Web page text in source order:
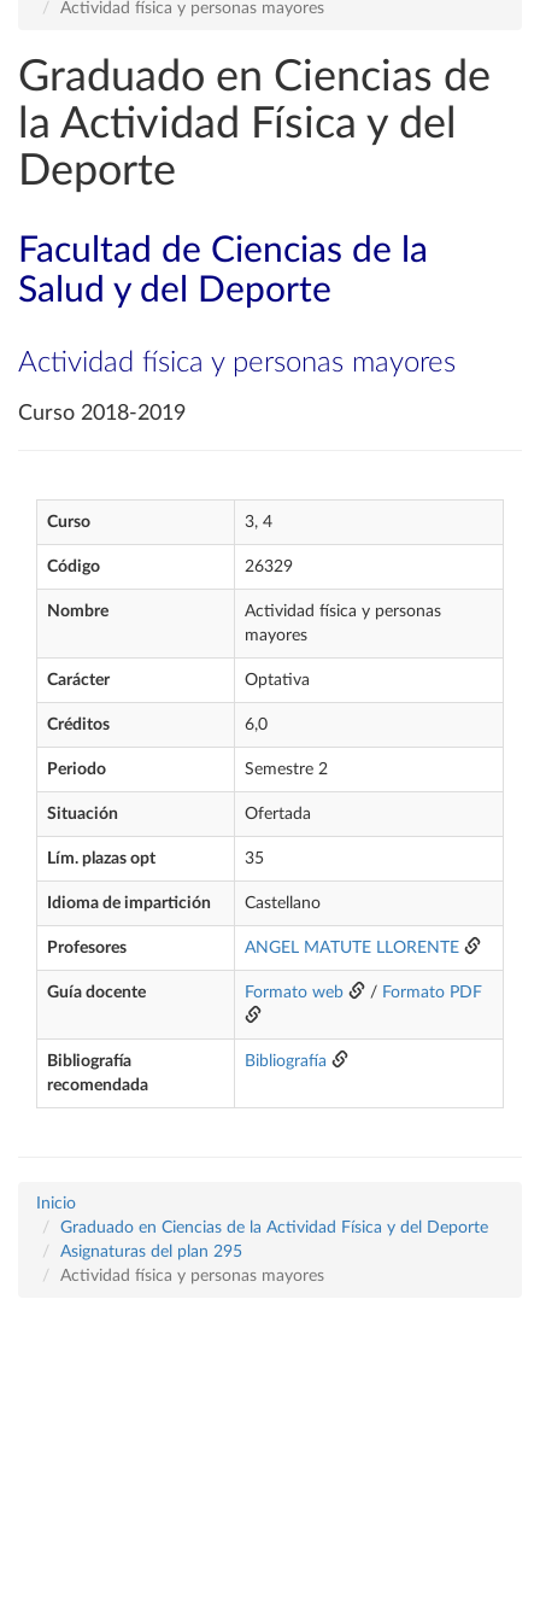
Actividad física y personas mayores
Graduado en Ciencias de
la Actividad Física y del
Deporte
Facultad de Ciencias de la
Salud y del Deporte
Actividad física y personas mayores
Curso 2018-2019
Curso 3, 4
Código 26329
Nombre
Actividad física y personas
mayores
Carácter Optativa
Créditos 6,0
Periodo Semestre 2
Situación Ofertada
Lím. plazas opt 35
Idioma de impartición Castellano
Profesores ANGEL MATUTE LLORENTE
Guía docente Formato web / Formato PDF
Bibliografía
recomendada
Bibliografía
Inicio
Graduado en Ciencias de la Actividad Física y del Deporte
Asignaturas del plan 295
Actividad física y personas mayores